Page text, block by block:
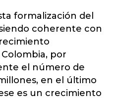
formalización del
coherente con
por
el número de
en el último
es un crecimiento